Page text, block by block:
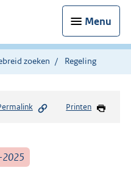
Menu
zoeken Regeling
Printen
2025